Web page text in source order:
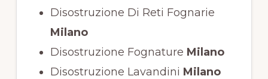
Disostruzione Di Reti Fognarie
Milano
Disostruzione Fognature Milano
Disostruzione Lavandini Milano